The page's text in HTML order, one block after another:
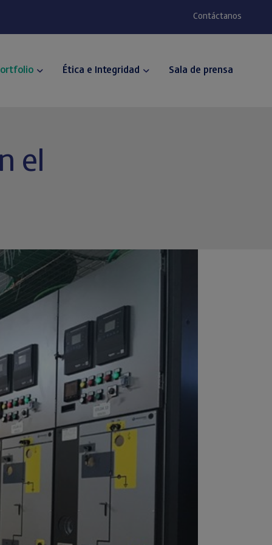
Contáctanos
Ética e Integridad Sala de prensa
el